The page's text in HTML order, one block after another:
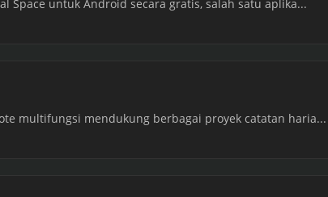
Space untuk Android secara gratis, salah satu aplika...
multifungsi mendukung berbagai proyek catatan haria...